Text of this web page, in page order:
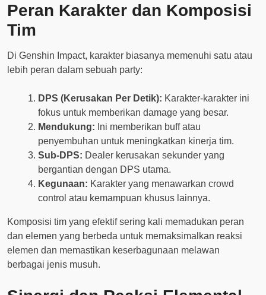
Peran Karakter dan Komposisi
Tim
Di Genshin Impact, karakter biasanya memenuhi satu atau
lebih peran dalam sebuah party:
DPS (Kerusakan Per Detik): Karakter-karakter ini
fokus untuk memberikan damage yang besar.
Mendukung: Ini memberikan buff atau
penyembuhan untuk meningkatkan kinerja tim.
Sub-DPS: Dealer kerusakan sekunder yang
bergantian dengan DPS utama.
Kegunaan: Karakter yang menawarkan crowd
control atau kemampuan khusus lainnya.
Komposisi tim yang efektif sering kali memadukan peran
dan elemen yang berbeda untuk memaksimalkan reaksi
elemen dan memastikan keserbagunaan melawan
berbagai jenis musuh.